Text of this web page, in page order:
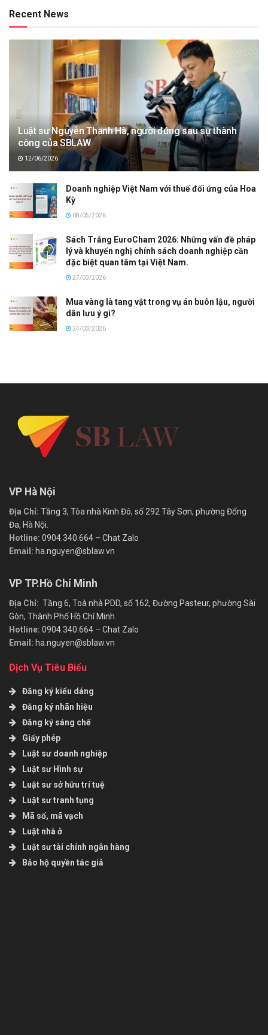
Recent News
Luật sư Nguyễn Thanh Hà, người đứng sau sự thành
công của SBLAW
12/06/2026
Doanh nghiệp Việt Nam với thuế đối ứng của Hoa
Kỳ
08/05/2026
Sách Trắng EuroCham 2026: Những vấn đề pháp
lý và khuyến nghị chính sách doanh nghiệp cần
đặc biệt quan tâm tại Việt Nam.
27/03/2026
Mua vàng là tang vật trong vụ án buôn lậu, người
dân lưu ý gì?
24/03/2026
VP Hà Nội
Địa Chỉ: Tầng 3, Tòa nhà Kinh Đô, số 292 Tây Sơn, phường Đống
Đa, Hà Nội.
Hotline: 0904.340.664 – Chat Zalo
Email: ha.nguyen@sblaw.vn
VP TP.Hồ Chí Minh
Địa Chỉ: Tầng 6, Toà nhà PDD, số 162, Đường Pasteur, phường Sài
Gòn, Thành Phố Hồ Chí Minh.
Hotline: 0904.340.664 – Chat Zalo
Email: ha.nguyen@sblaw.vn
Dịch Vụ Tiêu Biểu
Đăng ký kiểu dáng
Đăng ký nhãn hiệu
Đăng ký sáng chế
Giấy phép
Luật sư doanh nghiệp
Luật sư Hình sự
Luật sư sở hữu trí tuệ
Luật sư tranh tụng
Mã số, mã vạch
Luật nhà ở
Luật sư tài chính ngân hàng
Bảo hộ quyền tác giả